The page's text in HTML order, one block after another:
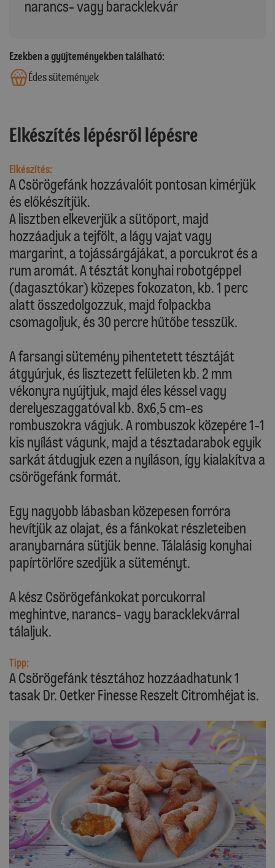
narancs- vagy baracklekvár
Ezekben a gyűjteményekben található:
Édes sütemények
Elkészítés lépésről lépésre
Elkészítés:
A Csörögefánk hozzávalóit pontosan kimérjük
és előkészítjük.
A lisztben elkeverjük a sütőport, majd
hozzáadjuk a tejfölt, a lágy vajat vagy
margarint, a tojássárgájákat, a porcukrot és a
rum aromát. A tésztát konyhai robotgéppel
(dagasztókar) közepes fokozaton, kb. 1 perc
alatt összedolgozzuk, majd folpackba
csomagoljuk, és 30 percre hűtőbe tesszük.
A farsangi sütemény pihentetett tésztáját
átgyúrjuk, és lisztezett felületen kb. 2 mm
vékonyra nyújtjuk, majd éles késsel vagy
derelyeszaggatóval kb. 8x6,5 cm-es
rombuszokra vágjuk. A rombuszok közepére 1-1
kis nyílást vágunk, majd a tésztadarabok egyik
sarkát átdugjuk ezen a nyíláson, így kialakítva a
csörögefánk formát.
Egy nagyobb lábasban közepesen forróra
hevítjük az olajat, és a fánkokat részleteiben
aranybarnára sütjük benne. Tálalásig konyhai
papírtörlőre szedjük a süteményt.
A kész Csörögefánkokat porcukorral
meghintve, narancs- vagy baracklekvárral
tálaljuk.
Tipp:
A Csörögefánk tésztához hozzáadhatunk 1
tasak Dr. Oetker Finesse Reszelt Citromhéjat is.